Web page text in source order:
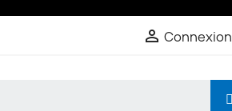
 Connexion